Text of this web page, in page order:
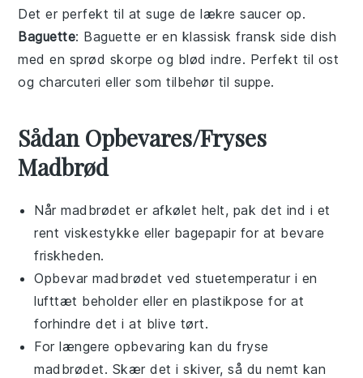
Det er perfekt til at suge de lækresaucer op.
Baguette: Baguette er en klassisk fransk side dish
med en sprød skorpe og blød indre. Perfekt til ost
og charcuteri eller somtilbehør til suppe.
Sådan Opbevares/Fryses
Madbrød
Nårmadbrødet er afkølet helt, pak det ind i et
rent viskestykke eller bagepapir for at bevare
friskheden.
Opbevarmadbrødet ved stuetemperatur i en
lufttæt beholder eller en plastikpose for at
forhindre det i at blive tørt.
For længere opbevaring kan du fryse
madbrødet. Skær det i skiver, så du nemt kan